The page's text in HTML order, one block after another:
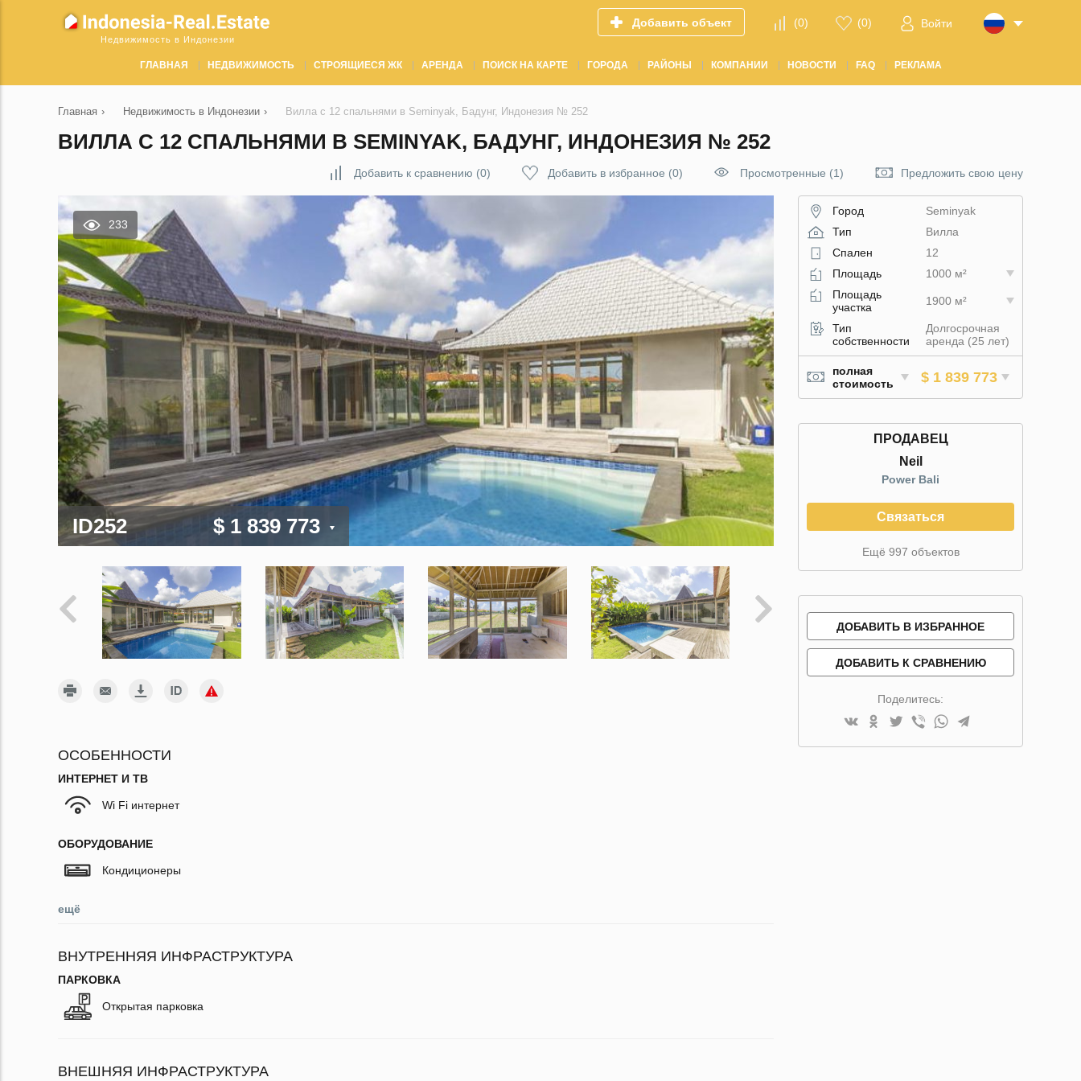
Недвижимость в Индонезии
Добавить объект (0) (0) Войти
ГЛАВНАЯ НЕДВИЖИМОСТЬ СТРОЯЩИЕСЯ ЖК АРЕНДА ПОИСК НА КАРТЕ ГОРОДА РАЙОНЫ КОМПАНИИ НОВОСТИ FAQ РЕКЛАМА
Главная › Недвижимость в Индонезии › Вилла с 12 спальнями в Seminyak, Бадунг, Индонезия № 252
ВИЛЛА С 12 СПАЛЬНЯМИ В SEMINYAK, БАДУНГ, ИНДОНЕЗИЯ № 252
Добавить к сравнению (0) Добавить в избранное (0) Просмотренные (1) Предложить свою цену
233
ID252 $ 1 839 773
ОСОБЕННОСТИ
ИНТЕРНЕТ И ТВ
Wi Fi интернет
ОБОРУДОВАНИЕ
Кондиционеры
ещё
ВНУТРЕННЯЯ ИНФРАСТРУКТУРА
ПАРКОВКА
Открытая парковка
ВНЕШНЯЯ ИНФРАСТРУКТУРА
Город
Seminyak
Тип
Вилла
Спален
12
Площадь
1000 м²
Площадь
участка
1900 м²
Тип
собственности
Долгосрочная
аренда (25 лет)
полная
стоимость
$ 1 839 773
ПРОДАВЕЦ
Neil
Power Bali
Связаться
Ещё 997 объектов
ДОБАВИТЬ В ИЗБРАННОЕ
ДОБАВИТЬ К СРАВНЕНИЮ
Поделитесь: